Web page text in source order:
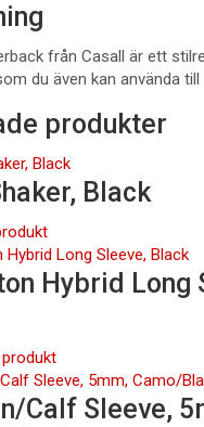
från Casall är ett
du även kan använda till
produkter
Black
Hybrid Long
Calf Sleeve,